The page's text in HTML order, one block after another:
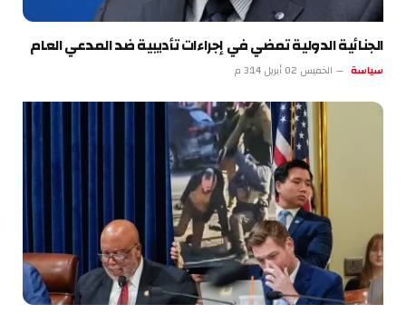
الجنائية الدولية تمضي في إجراءات تأديبية ضد المدعي العام
سياسة الخميس 02 أبريل 3:14 م